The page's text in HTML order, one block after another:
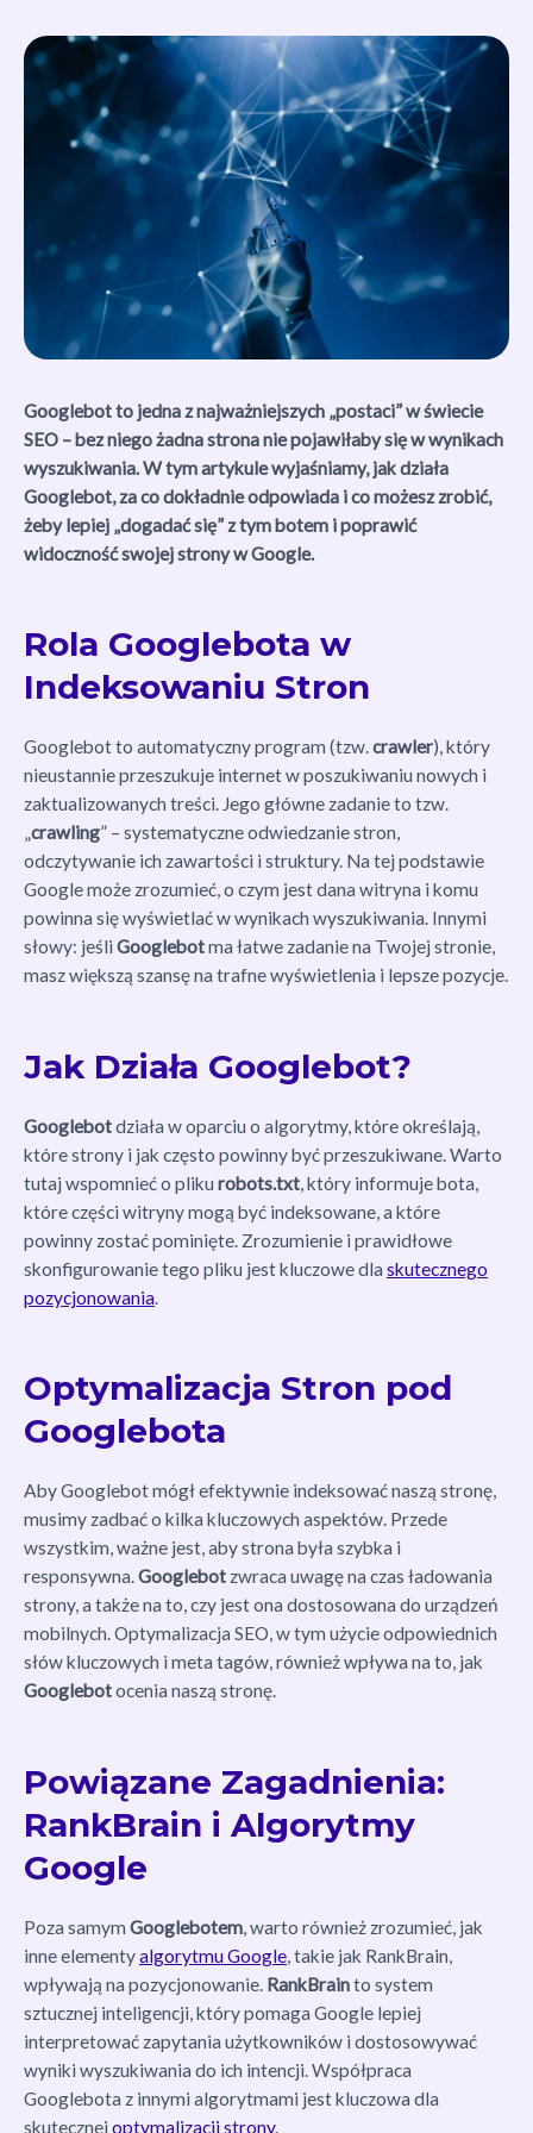
Googlebot to jedna z najważniejszych „postaci” w świecie
SEO – bez niego żadna strona nie pojawiłaby się w wynikach
wyszukiwania. W tym artykule wyjaśniamy, jak działa
Googlebot, za co dokładnie odpowiada i co możesz zrobić,
żeby lepiej „dogadać się” z tym botem i poprawić
widoczność swojej strony w Google.
Rola Googlebota w
Indeksowaniu Stron
Googlebot to automatyczny program (tzw.crawler), który
nieustannie przeszukuje internet w poszukiwaniu nowych i
zaktualizowanych treści. Jego główne zadanie to tzw.
„crawling” – systematyczne odwiedzanie stron,
odczytywanie ich zawartości i struktury. Na tej podstawie
Google może zrozumieć, o czym jest dana witryna i komu
powinna się wyświetlać w wynikach wyszukiwania. Innymi
słowy: jeśli Googlebotma łatwe zadanie na Twojej stronie,
masz większą szansę na trafne wyświetlenia i lepsze pozycje.
Jak Działa Googlebot?
Googlebotdziała w oparciu o algorytmy, które określają,
które strony i jak często powinny być przeszukiwane. Warto
tutaj wspomnieć o pliku robots.txt , który informuje bota,
które części witryny mogą być indeksowane, a które
powinny zostać pominięte. Zrozumienie i prawidłowe
skonfigurowanie tego pliku jest kluczowe dla skutecznego
pozycjonowania
Optymalizacja Stron pod
Googlebota
Aby Googlebot mógł efektywnie indeksować naszą stronę,
musimy zadbać o kilka kluczowych aspektów. Przede
wszystkim, ważne jest, aby strona była szybka i
responsywna.Googlebot zwraca uwagę na czas ładowania
strony, a także na to, czy jest ona dostosowana do urządzeń
mobilnych. Optymalizacja SEO, w tym użycie odpowiednich
słów kluczowych i meta tagów, również wpływa na to, jak
Googlebotocenia naszą stronę.
Powiązane Zagadnienia:
RankBrain i Algorytmy
Google
Poza samym Googlebotem , warto również zrozumieć, jak
inne elementyalgorytmu Google , takie jak RankBrain,
wpływają na pozycjonowanie. RankBrainto system
sztucznej inteligencji, który pomaga Google lepiej
interpretować zapytania użytkowników i dostosowywać
wyniki wyszukiwania do ich intencji. Współpraca
Googlebota z innymi algorytmami jest kluczowa dla
skutecznej optymalizacji strony.